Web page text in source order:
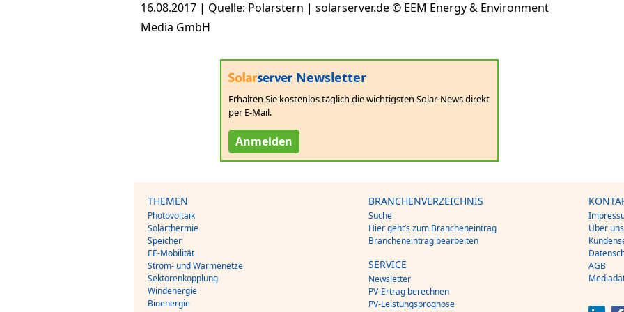
16.08.2017 | Quelle: Polarstern | solarserver.de © EEM Energy & Environment
Media GmbH
Newsletter
Erhalten Sie kostenlos täglich die wichtigsten Solar-News direkt
per E-Mail.
Anmelden
THEMEN
Photovoltaik
Solarthermie
Speicher
EE-Mobilität
Strom- und Wärmenetze
Sektorenkopplung
Windenergie
Bioenergie
BRANCHENVERZEICHNIS
Suche
Hier geht’s zum Brancheneintrag
Brancheneintrag bearbeiten
SERVICE
Newsletter
PV-Ertrag berechnen
PV-Leistungsprognose
Über uns
AGB